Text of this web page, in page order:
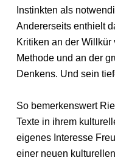
Instinkten als
Andererseits enthielt
Kritiken an der
Methode und an der
Denkens. Und sein
So bemerkenswert
Texte in ihrem
eigenes Interesse
einer neuen